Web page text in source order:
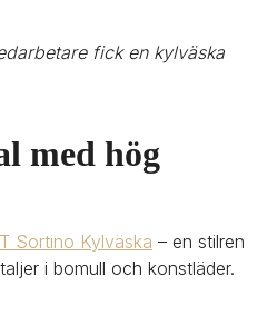
fick en kylväska
med hög
Sortino Kylväska – en stilren
i bomull och konstläder.